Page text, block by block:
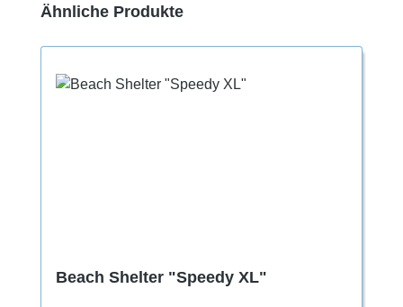
Produktgalerie überspringen
Ähnliche Produkte
Beach Shelter "Speedy XL"